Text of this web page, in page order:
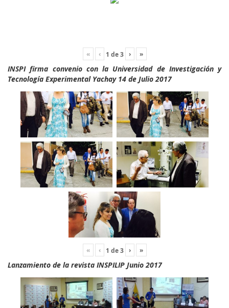
« ‹ 1 de3 › »
INSPI firma convenio con la Universidad de Investigación y
Tecnología Experimental Yachay 14 de Julio 2017
« ‹ 1 de3 › »
Lanzamiento de la revista INSPILIP Junio 2017